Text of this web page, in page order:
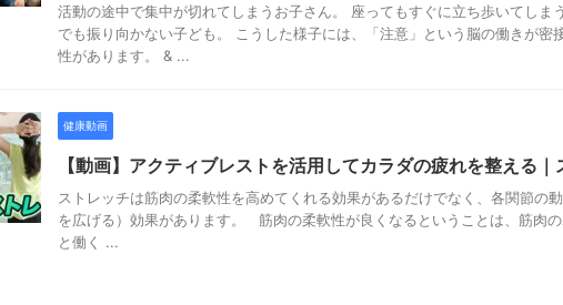
活動の途中で集中が切れてしまうお子さん。 座ってもすぐに立ち歩いてしま
でも振り向かない子ども。 こうした様子には、「注意」という脳の働きが密
性があります。 & ...
健康動画
【動画】アクティブレストを活用してカラダの疲れを整える
ストレッチは筋肉の柔軟性を高めてくれる効果があるだけでなく、各関節の
を広げる）効果があります。 筋肉の柔軟性が良くなるということは、筋肉
と働く ...